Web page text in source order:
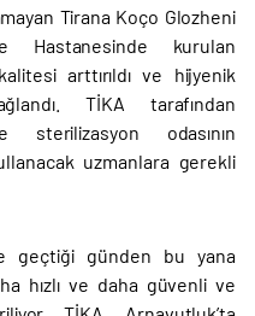
Tirana Koço Glozheni
Hastanesinde kurulan
arttırıldı ve hijyenik
TİKA tarafından
odasının
uzmanlara gerekli
geçtiği günden bu yana
hızlı ve daha güvenli ve